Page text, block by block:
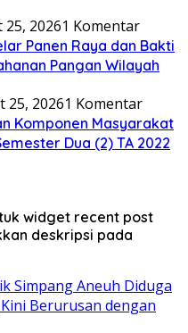
20261 Komentar
Panen Raya dan Bakti
Pangan Wilayah
25, 20261 Komentar
Komponen Masyarakat
Dua (2) TA 2022
widget recent post
deskripsi pada